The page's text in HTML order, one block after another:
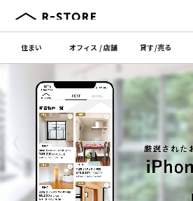
住まい オフィス /店舗 貸す/売る
〈